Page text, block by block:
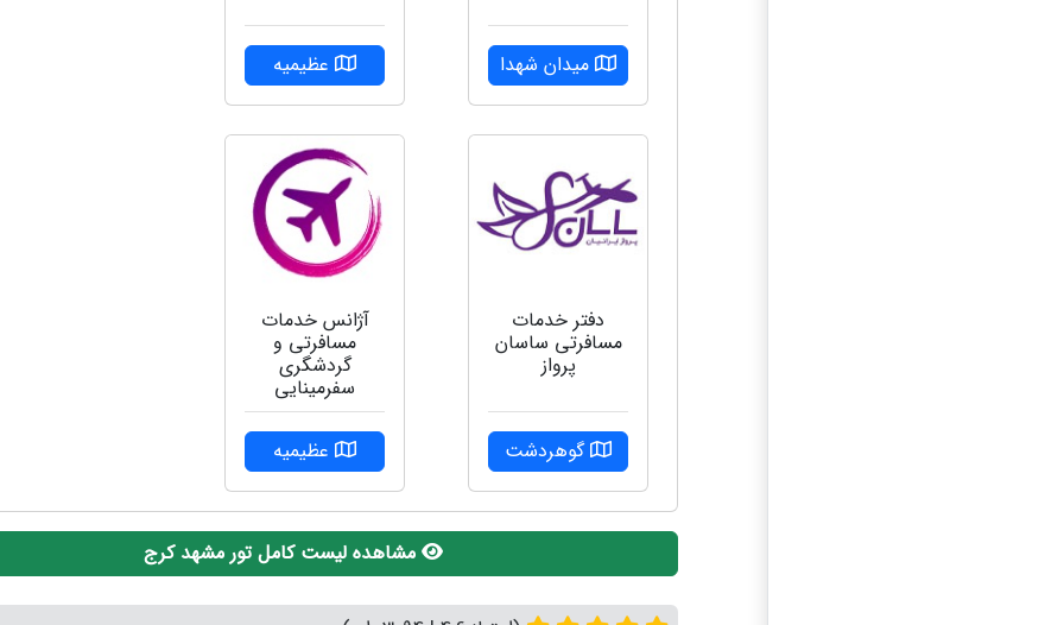
میدان شهدا عظیمیه
دفتر خدمات
مسافرتی ساسان
پرواز
گوهردشت
آژانس خدمات
مسافرتی و
گردشگری
سفرمینایی
عظیمیه
مشاهده لیست کامل تور مشهد کرج